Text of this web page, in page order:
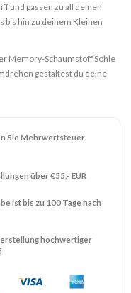
und passen zu all deinen
bis hin zu deinem Kleinen
Memory-Schaumstoff Sohle
gestaltest du deine
Sie Mehrwertsteuer
über €55,- EUR
ist bis zu 100 Tage nach
hochwertiger